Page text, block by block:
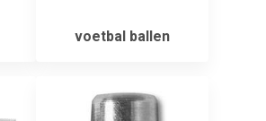
voetbal ballen